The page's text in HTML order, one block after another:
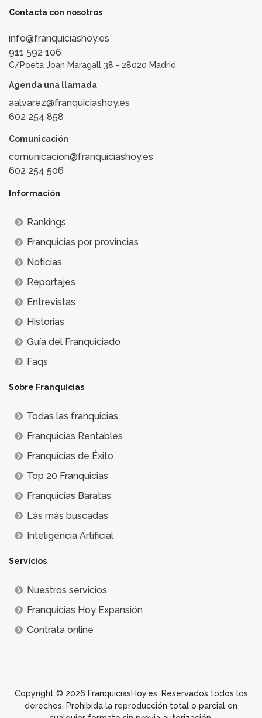
Contacta con nosotros
info@franquiciashoy.es
911 592 106
C/Poeta Joan Maragall 38 - 28020 Madrid
Agenda una llamada
aalvarez@franquiciashoy.es
602 254 858
Comunicación
comunicacion@franquiciashoy.es
602 254 506
Información
Rankings
Franquicias por provincias
Noticias
Reportajes
Entrevistas
Historias
Guía del Franquiciado
Faqs
Sobre Franquicias
Todas las franquicias
Franquicias Rentables
Franquicias de Éxito
Top 20 Franquicias
Franquicias Baratas
Lás más buscadas
Inteligencia Artificial
Servicios
Nuestros servicios
Franquicias Hoy Expansión
Contrata online
Copyright © 2026 FranquiciasHoy.es. Reservados todos los
derechos. Prohibida la reproducción total o parcial en